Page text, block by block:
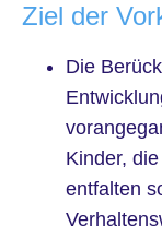
Ziel der
Die
Kinder,
entfalten